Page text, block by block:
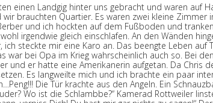
einen Landgig hinter uns gebracht und waren auf
brauchten Quartier. Es waren zwei kleine Zimmer
und ich hockten auf dem Fußboden und
irgendwie gleich einschlafen. An den Wänden
steckte mir eine Karo an. Das beengte Leben auf
war bei Opa im Krieg wahrscheinlich auch so. Bei
und er hatte eine Amerikanerin aufgetan. Da Chris
Es langweilte mich und ich brachte ein paar
Die Tür krachte aus den Angeln. Ein
Wo ist die Schlambbe?“ Kamerad Rottweiler